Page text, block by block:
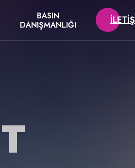
BASIN
DANIŞMANLIĞI